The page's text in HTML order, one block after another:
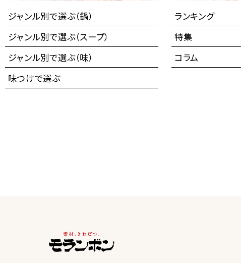
ジャンル別で選ぶ（鍋）
ジャンル別で選ぶ（スープ）
ジャンル別で選ぶ（味）
味つけで選ぶ
ランキング
特集
コラム